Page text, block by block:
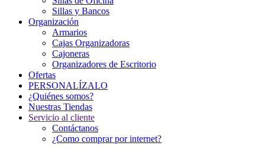
Sillas y Bancos
Organización
Armarios
Cajas Organizadoras
Cajoneras
Organizadores de Escritorio
Ofertas
PERSONALÍZALO
¿Quiénes somos?
Nuestras Tiendas
Servicio al cliente
Contáctanos
¿Como comprar por internet?